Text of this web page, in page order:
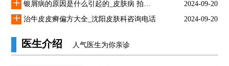
2024-09-20
+ 治牛皮皮癣偏方大全_沈阳皮肤科咨询电话 2024-09-20
医生介绍 人气医生为你亲诊